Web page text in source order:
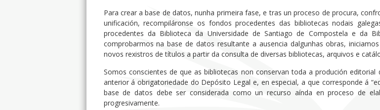
Para crear a base de datos, nunha primeira fase, e tras un proceso de procura,
unificación, recompiláronse os fondos procedentes das bibliotecas nodais
procedentes da Biblioteca da Universidade de Santiago de Compostela e da
comprobarmos na base de datos resultante a ausencia dalgunhas obras,
novos rexistros de títulos a partir da consulta de diversas bibliotecas, arquivos e
Somos conscientes de que as bibliotecas non conservan toda a produción
anterior á obrigatoriedade do Depósito Legal e, en especial, a que corresponde á
base de datos debe ser considerada como un recurso aínda en proceso de
progresivamente.